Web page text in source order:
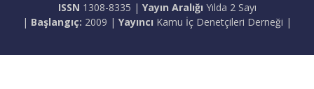
ISSN 1308-8335 | Yayın Aralığı Yılda 2 Sayı
| Başlangıç: 2009 | Yayıncı Kamu İç Denetçileri Derneği |